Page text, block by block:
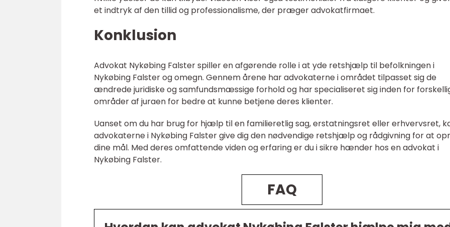
et indtryk af den tillid og professionalisme, der præger advokatfirmaet.
Konklusion
Advokat Nykøbing Falster spiller en afgørende rolle i at yde retshjælp til befolkningen i
Nykøbing Falster og omegn. Gennem årene har advokaterne i området tilpasset sig de
ændrede juridiske og samfundsmæssige forhold og har specialiseret sig inden for
områder af juraen for bedre at kunne betjene deres klienter.
Uanset om du har brug for hjælp til en familieretlig sag, erstatningsret eller erhvervsret,
advokaterne i Nykøbing Falster give dig den nødvendige retshjælp og rådgivning for at
dine mål. Med deres omfattende viden og erfaring er du i sikre hænder hos en advokat i
Nykøbing Falster.
FAQ